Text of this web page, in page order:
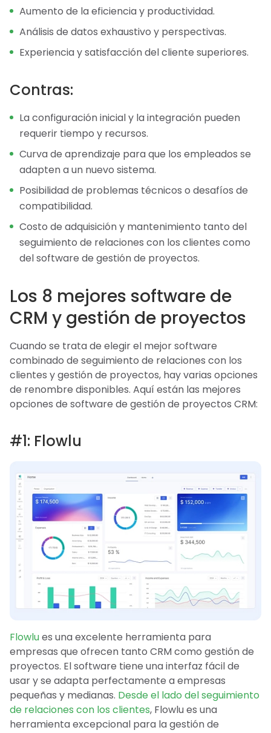
Aumento de la eficiencia y productividad.
Análisis de datos exhaustivo y perspectivas.
Experiencia y satisfacción del cliente superiores.
Contras:
La configuración inicial y la integración pueden
requerir tiempo y recursos.
Curva de aprendizaje para que los empleados se
adapten a un nuevo sistema.
Posibilidad de problemas técnicos o desafíos de
compatibilidad.
Costo de adquisición y mantenimiento tanto del
seguimiento de relaciones con los clientes como
del software de gestión de proyectos.
Los 8 mejores software de
CRM y gestión de proyectos
Cuando se trata de elegir el mejor software
combinado de seguimiento de relaciones con los
clientes y gestión de proyectos, hay varias opciones
de renombre disponibles. Aquí están las mejores
opciones de software de gestión de proyectos CRM:
#1: Flowlu
Flowlues una excelente herramienta para
empresas que ofrecen tanto CRM como gestión de
proyectos. El software tiene una interfaz fácil de
usar y se adapta perfectamente a empresas
pequeñas y medianas. Desde el lado del seguimiento
de relaciones con los clientes, Flowlu es una
herramienta excepcional para la gestión de